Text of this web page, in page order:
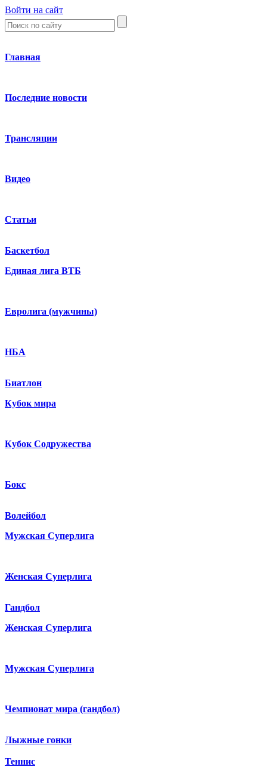
Войти на сайт
Главная
Последние новости
Трансляции
Видео
Статьи
Баскетбол
Единая лига ВТБ
Евролига (мужчины)
НБА
Биатлон
Кубок мира
Кубок Содружества
Бокс
Волейбол
Мужская Суперлига
Женская Суперлига
Гандбол
Женская Суперлига
Мужская Суперлига
Чемпионат мира (гандбол)
Лыжные гонки
Теннис